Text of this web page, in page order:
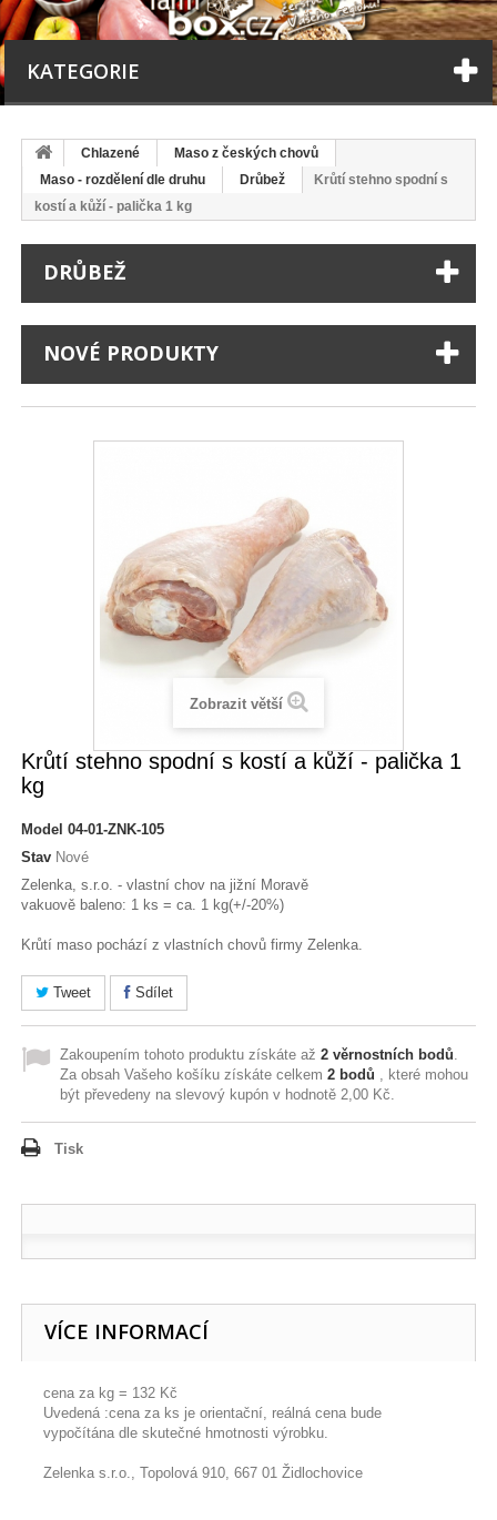
KATEGORIE
Chlazené
Maso z českých chovů
Maso - rozdělení dle druhu
Drůbež
Krůtí stehno spodní s
kostí a kůží - palička 1 kg
DRŮBEŽ
NOVÉ PRODUKTY
Zobrazit větší
Krůtí stehno spodní s kostí a kůží - palička 1
kg
Model 04-01-ZNK-105
Stav Nové
Zelenka, s.r.o. - vlastní chov na jižní Moravě
vakuově baleno: 1 ks = ca. 1 kg(+/-20%)
Krůtí maso pochází z vlastních chovů firmy Zelenka.
Tweet Sdílet
Zakoupením tohoto produktu získáte až2 věrnostních bodů.
Za obsah Vašeho košíku získáte celkem2 bodů , které mohou
být převedeny na slevový kupón v hodnotě2,00 Kč.
Tisk
VÍCE INFORMACÍ
cena za kg = 132 Kč
Uvedená :cena za ks je orientační, reálná cena bude
vypočítána dle skutečné hmotnosti výrobku.
Zelenka s.r.o., Topolová 910, 667 01 Židlochovice